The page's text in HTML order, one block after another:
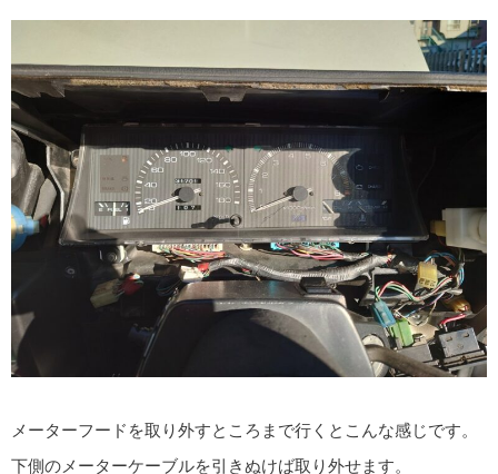
メーターフードを取り外すところまで行くとこんな感じです。
下側のメーターケーブルを引きぬけば取り外せます。